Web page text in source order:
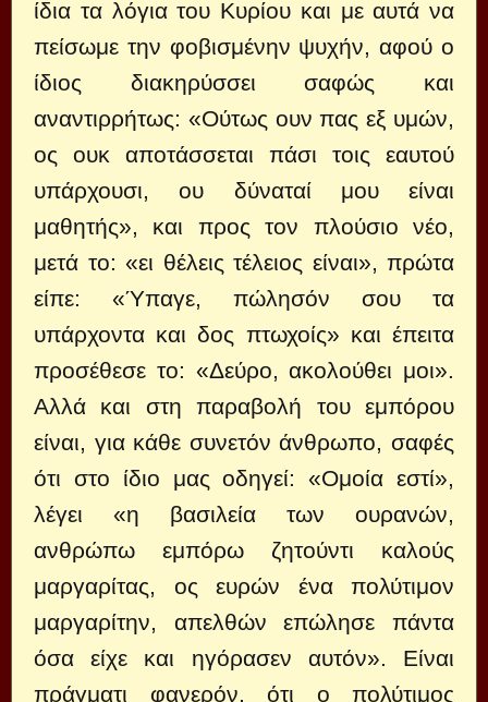
ίδια τα λόγια του Κυρίου και με αυτά να
πείσωμε την φοβισμένην ψυχήν, αφού ο
ίδιος διακηρύσσει σαφώς και
αναντιρρήτως: «Ούτως ουν πας εξ υμών,
ος ουκ αποτάσσεται πάσι τοις εαυτού
υπάρχουσι, ου δύναταί μου είναι
μαθητής», και προς τον πλούσιο νέο,
μετά το: «ει θέλεις τέλειος είναι», πρώτα
είπε: «Ύπαγε, πώλησόν σου τα
υπάρχοντα και δος πτωχοίς» και έπειτα
προσέθεσε το: «Δεύρο, ακολούθει μοι».
Αλλά και στη παραβολή του εμπόρου
είναι, για κάθε συνετόν άνθρωπο, σαφές
ότι στο ίδιο μας οδηγεί: «Ομοία εστί»,
λέγει «η βασιλεία των ουρανών,
ανθρώπω εμπόρω ζητούντι καλούς
μαργαρίτας, ος ευρών ένα πολύτιμον
μαργαρίτην, απελθών επώλησε πάντα
όσα είχε και ηγόρασεν αυτόν». Είναι
πράγματι φανερόν, ότι ο πολύτιμος